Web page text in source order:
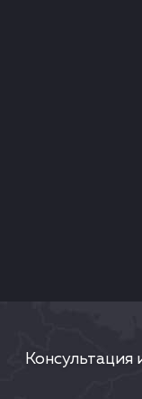
Консультация